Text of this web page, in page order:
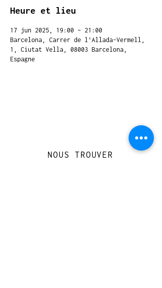
Heure et lieu
17 jun 2025, 19:00 – 21:00
Barcelona, Carrer de l'Allada-Vermell,
1, Ciutat Vella, 08003 Barcelona,
Espagne
NOUS TROUVER